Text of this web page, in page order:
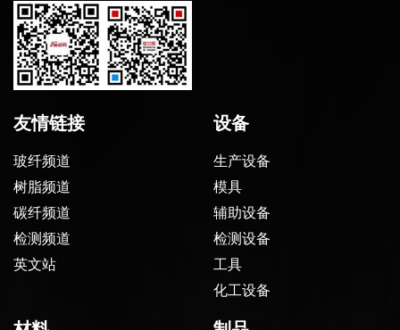
友情链接
玻纤频道
树脂频道
碳纤频道
检测频道
英文站
设备
生产设备
模具
辅助设备
检测设备
工具
化工设备